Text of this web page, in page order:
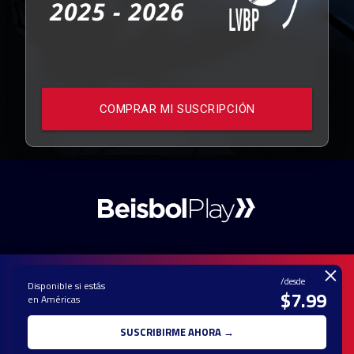
COMPRAR MI SUSCRIPCIÓN
PAUTA CON
TÉRMINOS Y
CONDICIONES
© 2025 TODOS LOS DERECHOS RESERVADOS - UNA MARCA REGISTRADA
Disponible si estás
en Américas
/desde
$7.99
SUSCRIBIRME AHORA →
×